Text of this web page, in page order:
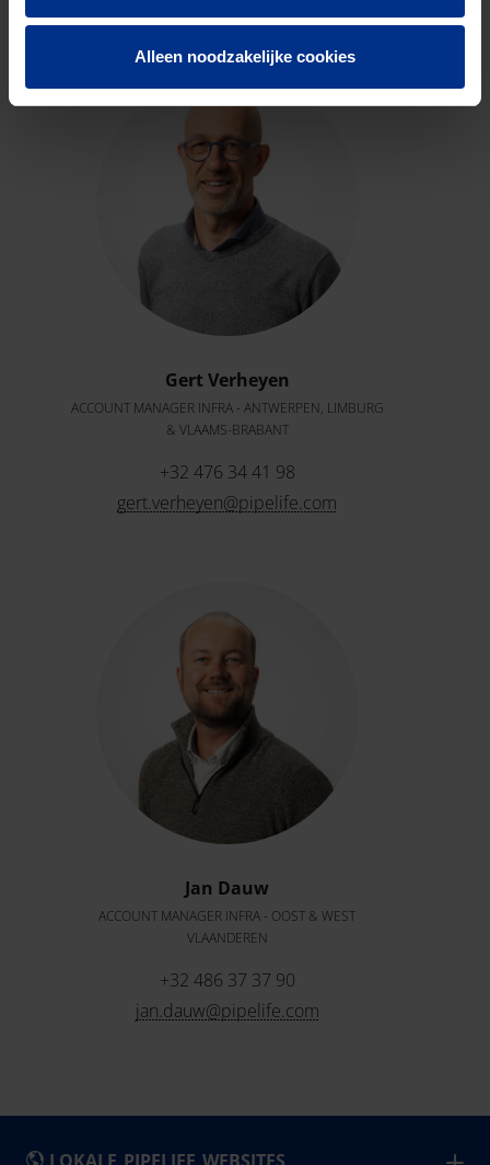
Alleen noodzakelijke cookies
Neem contact op met onze experts voor meer
Gert Verheyen
ACCOUNT MANAGER INFRA - ANTWERPEN, LIMBURG
& VLAAMS-BRABANT
+32 476 34 41 98
gert.verheyen@pipelife.com
Jan Dauw
ACCOUNT MANAGER INFRA - OOST & WEST
VLAANDEREN
+32 486 37 37 90
jan.dauw@pipelife.com